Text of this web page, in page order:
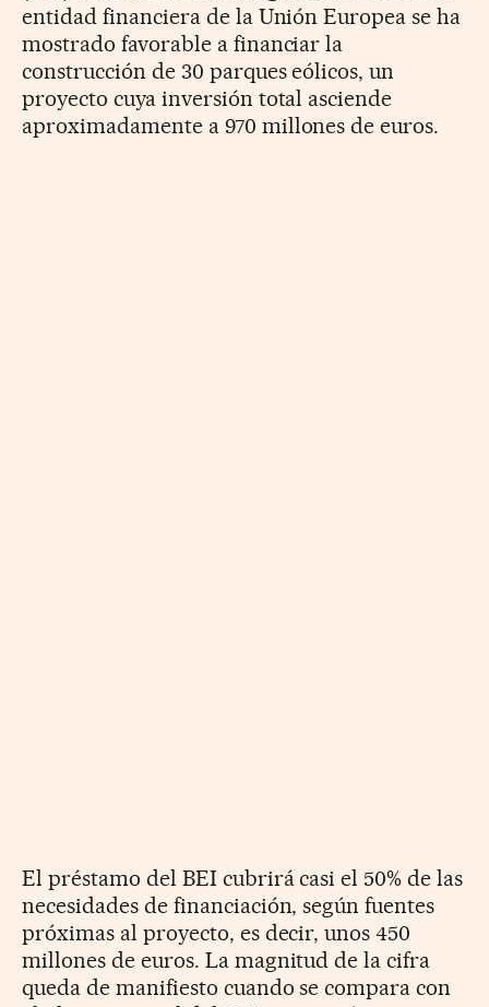
entidad financiera de la Unión Europea se ha
mostrado favorable a financiar la
construcción de 30 parques eólicos, un
proyecto cuya inversión total asciende
aproximadamente a 970 millones de euros.
El préstamo del BEI cubrirá casi el 50% de las
necesidades de financiación, según fuentes
próximas al proyecto, es decir, unos 450
millones de euros. La magnitud de la cifra
queda de manifiesto cuando se compara con